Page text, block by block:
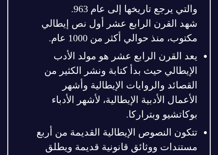
والتي يرجع تاريخها إلى عام 963.
شهد القرن الرابع عشر أول نص إيطالي
مكتوب، منذ حوالي أكثر من 1000 عام.
يعد القرن الرابع عشر هو مولد الأدب
الإيطالي حيث بدأ كتابة ونشر الكثير من
القصائد والروايات الإيطالية وأشهر
الأعمال الأدبية الإيطالية، لأشهر الأدباء
بوكاتشيو وبتراركا.
تتكون النصوص الإيطالية القديمة من أربع
مستندات ووثائق قانونية قديمة ويطلق